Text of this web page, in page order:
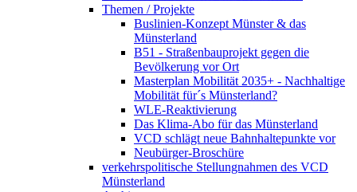
Themen / Projekte
Buslinien-Konzept Münster & das
Münsterland
B51 - Straßenbauprojekt gegen die
Bevölkerung vor Ort
Masterplan Mobilität 2035+ - Nachhaltige
Mobilität für´s Münsterland?
WLE-Reaktivierung
Das Klima-Abo für das Münsterland
VCD schlägt neue Bahnhaltepunkte vor
Neubürger-Broschüre
verkehrspolitische Stellungnahmen des VCD
Münsterland